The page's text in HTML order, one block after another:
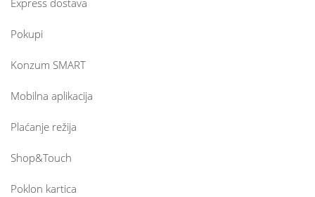
Express dostava
Pokupi
Konzum SMART
Mobilna aplikacija
Plaćanje režija
Shop&Touch
Poklon kartica